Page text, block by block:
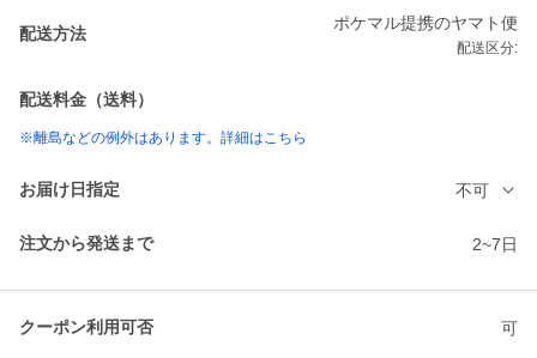
配送方法
ポケマル提携のヤマト便
配送区分:
配送料金（送料）
※離島などの例外はあります。詳細はこちら
お届け日指定 不可
注文から発送まで 2~7日
クーポン利用可否 可